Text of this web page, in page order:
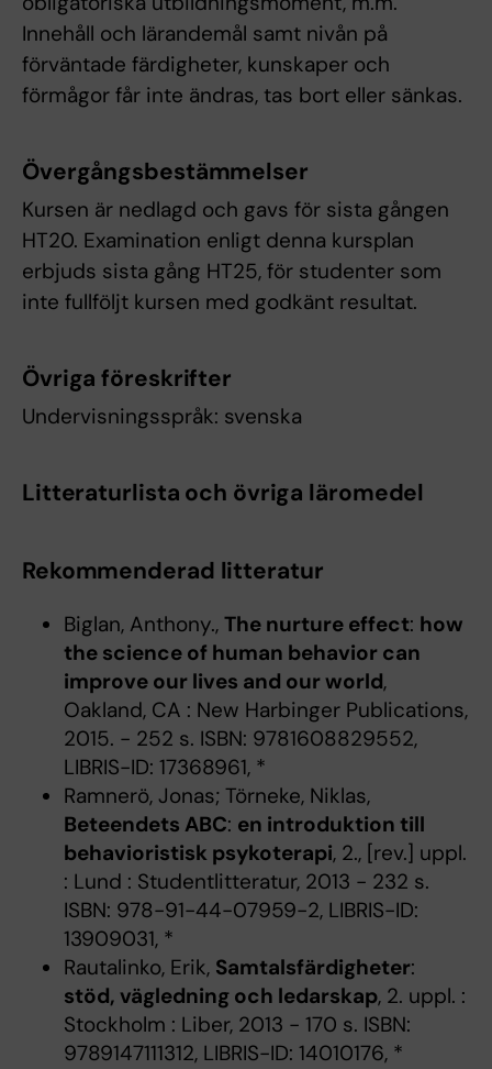
Innehåll och lärandemål samt nivån på
förväntade färdigheter, kunskaper och
förmågor får inte ändras, tas bort eller sänkas.
Övergångsbestämmelser
Kursen är nedlagd och gavs för sista gången
HT20. Examination enligt denna kursplan
erbjuds sista gång HT25, för studenter som
inte fullföljt kursen med godkänt resultat.
Övriga föreskrifter
Undervisningsspråk: svenska
Litteraturlista och övriga läromedel
Rekommenderad litteratur
Biglan, Anthony., The nurture effect: how
the science of human behavior can
improve our lives and our world,
Oakland, CA : New Harbinger Publications,
2015. - 252 s. ISBN: 9781608829552,
LIBRIS-ID: 17368961, *
Ramnerö, Jonas; Törneke, Niklas,
Beteendets ABC: en introduktion till
behavioristisk psykoterapi, 2., [rev.] uppl.
: Lund : Studentlitteratur, 2013 - 232 s.
ISBN: 978-91-44-07959-2, LIBRIS-ID:
13909031, *
Rautalinko, Erik, Samtalsfärdigheter:
stöd, vägledning och ledarskap, 2. uppl. :
Stockholm : Liber, 2013 - 170 s. ISBN:
9789147111312, LIBRIS-ID: 14010176, *